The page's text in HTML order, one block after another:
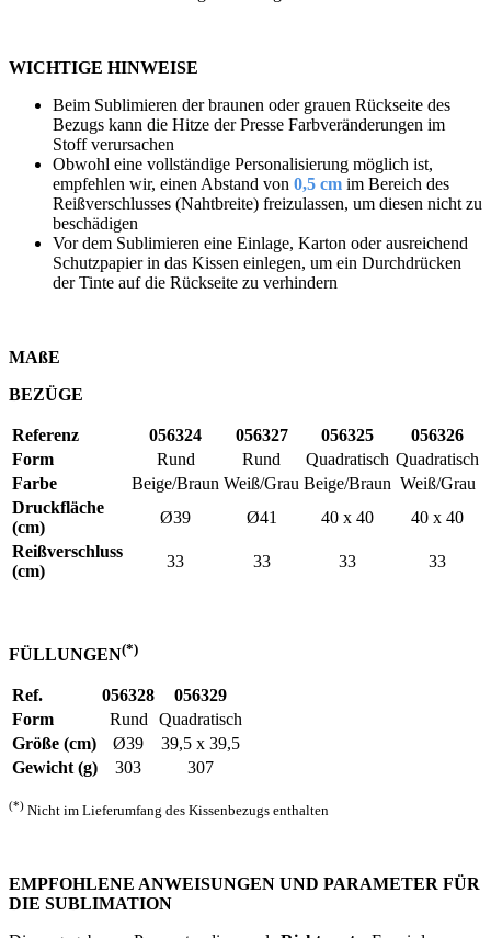
WICHTIGE HINWEISE
Beim Sublimieren der braunen oder grauen Rückseite des
Bezugs kann die Hitze der Presse Farbveränderungen im
Stoff verursachen
Obwohl eine vollständige Personalisierung möglich ist,
empfehlen wir, einen Abstand von 0,5 cm im Bereich des
Reißverschlusses (Nahtbreite) freizulassen, um diesen nicht zu
beschädigen
Vor dem Sublimieren eine Einlage, Karton oder ausreichend
Schutzpapier in das Kissen einlegen, um ein Durchdrücken
der Tinte auf die Rückseite zu verhindern
MAßE
BEZÜGE
Referenz 056324 056327 056325
056326
Form
Rund Rund Quadratisch Quadratisch
Farbe
Beige/Braun Weiß/Grau Beige/Braun Weiß/Grau
Druckfläche
(cm)
Ø39 Ø41 40 x 40
40 x 40
Reißverschluss
(cm)
33 33 33 33
FÜLLUNGEN(*)
Ref. 056328
056329
Form
Rund
Quadratisch
Größe (cm)
Ø39
39,5 x 39,5
Gewicht (g)
303 307
(*) Nicht im Lieferumfang des Kissenbezugs enthalten
EMPFOHLENE ANWEISUNGEN UND PARAMETER FÜR
DIE SUBLIMATION